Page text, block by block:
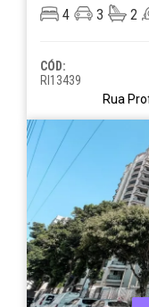
4
3 2
CÓD:
RI13439
Rua